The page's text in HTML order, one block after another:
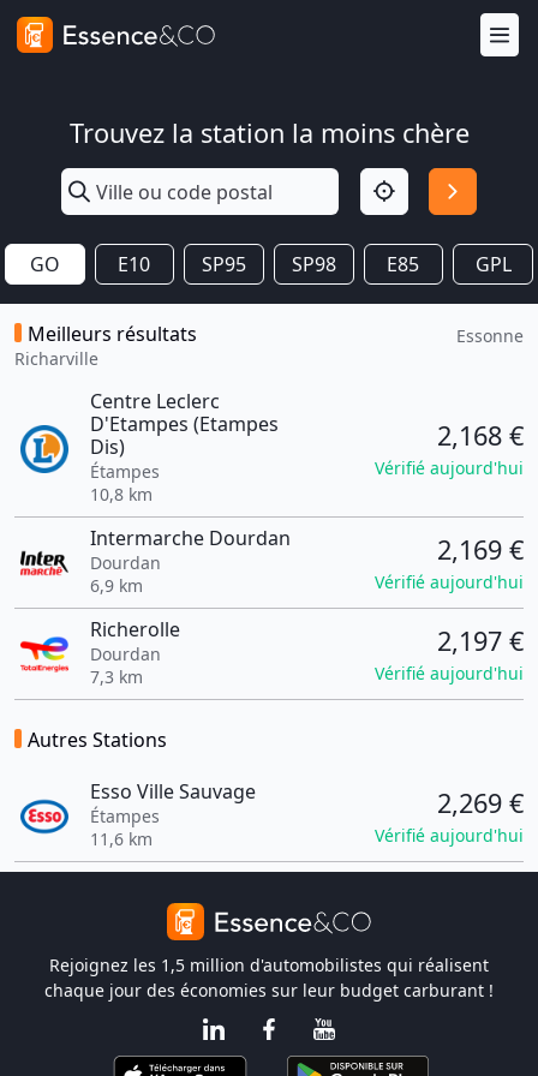
Trouvez la station la moins chère
GO E10 SP95 SP98 E85 GPL
Meilleurs résultats
Richarville
Essonne
Centre Leclerc
D'Etampes (Etampes
Dis)
Étampes
10,8 km
2,168 €
Vérifié aujourd'hui
Intermarche Dourdan
Dourdan
6,9 km
2,169 €
Vérifié aujourd'hui
Richerolle
Dourdan
7,3 km
2,197 €
Vérifié aujourd'hui
Autres Stations
Esso Ville Sauvage
Étampes
11,6 km
2,269 €
Vérifié aujourd'hui
Rejoignez les 1,5 million d'automobilistes qui réalisent
chaque jour des économies sur leur budget carburant !